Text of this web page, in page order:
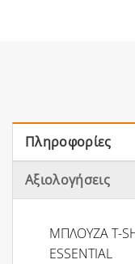
Πληροφορίες
Αξιολογήσεις
ΜΠΛΟΥΖΑ T-
ESSENTIAL